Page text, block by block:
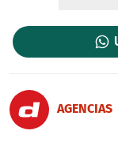
AGENCIAS